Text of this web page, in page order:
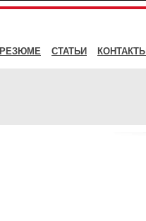
РЕЗЮМЕ СТАТЬИ КОНТАКТЫ